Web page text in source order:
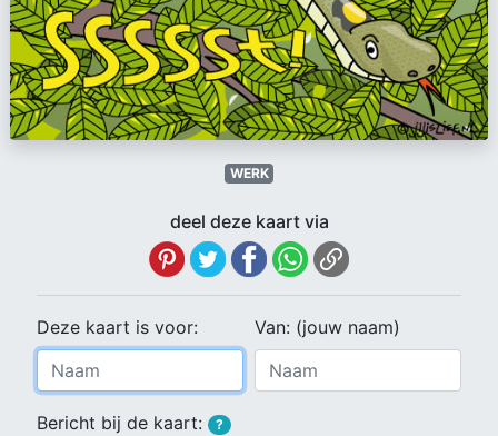
WERK
deel deze kaart via
Deze kaart is voor: Van: (jouw naam)
Bericht bij de kaart: ?